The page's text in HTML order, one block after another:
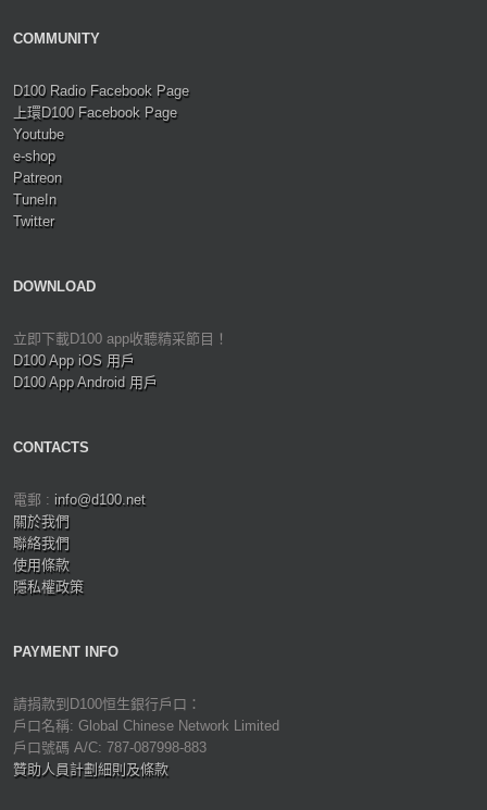
COMMUNITY
D100 Radio Facebook Page
上環D100 Facebook Page
Youtube
e-shop
Patreon
TuneIn
Twitter
DOWNLOAD
立即下載D100 app收聽精采節目！
D100 App iOS 用戶
D100 App Android 用戶
CONTACTS
電郵 : info@d100.net
關於我們
聯絡我們
使用條款
隱私權政策
PAYMENT INFO
請捐款到D100恒生銀行戶口：
戶口名稱: Global Chinese Network Limited
戶口號碼 A/C: 787-087998-883
贊助人員計劃細則及條款